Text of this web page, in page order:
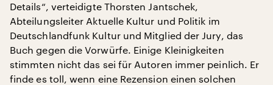
Details“, verteidigte Thorsten Jantschek,
Abteilungsleiter Aktuelle Kultur und Politik im
Deutschlandfunk Kultur und Mitglied der Jury, das
Buch gegen die Vorwürfe. Einige Kleinigkeiten
stimmten nicht das sei für Autoren immer peinlich. Er
finde es toll, wenn eine Rezension einen solchen